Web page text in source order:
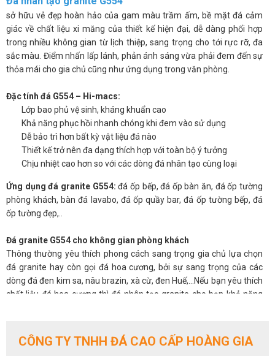
sở hữu vẻ đẹp hoàn hảo của gam màu trầm ấm, bề mặt đá cảm
giác về chất liệu xi măng của thiết kế hiện đại, dễ dàng phối hợp
trong nhiều không gian từ lịch thiệp, sang trọng cho tới rực rỡ, đa
sắc màu. Điểm nhấn lấp lánh, phản ánh sáng vừa phải đem đến sự
thỏa mái cho gia chủ cũng như ứng dụng trong văn phòng.
Đặc tính đá G554 – Hi-macs:
Lớp bao phủ vệ sinh, kháng khuẩn cao
Khả năng phục hồi nhanh chóng khi đem vào sử dụng
Dễ bảo trì hơn bất kỳ vật liệu đá nào
Thiết kế trở nên đa dạng thích hợp với toàn bộ ý tưởng
Chịu nhiệt cao hơn so với các dòng đá nhân tạo cùng loại
Ứng dụng đá granite G554: đá ốp bếp, đá ốp bàn ăn, đá ốp tường
phòng khách, bàn đá lavabo, đá ốp quầy bar, đá ốp tường bếp, đá
ốp tường đẹp,..
Đá granite G554 cho không gian phòng khách
Thông thường yêu thích phong cách sang trọng gia chủ lựa chọn
đá granite hay còn gọi đá hoa cương, bởi sự sang trọng của các
dòng đá đen kim sa, nâu brazin, xà cừ, đen Huế,…Nếu bạn yêu thích
chất liệu đá hoa cương thì đá nhân tạo granite cho bạn khả năng
trà đá nhân tạo,….Hãy nhìn xem, chỉ với loại đá granite này cũng đã
đủ làm cho phòng khách của gia đình bạn thu hút như thế nào rồi.
CÔNG TY TNHH ĐÁ CAO CẤP HOÀNG GIA